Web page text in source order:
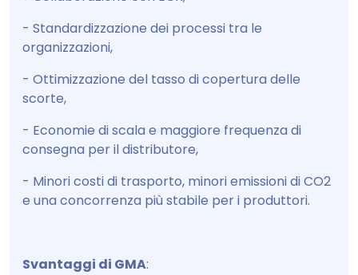
- Standardizzazione dei processi tra le
organizzazioni,
- Ottimizzazione del tasso di copertura delle
scorte,
- Economie di scala e maggiore frequenza di
consegna per il distributore,
- Minori costi di trasporto, minori emissioni di CO2
e una concorrenza più stabile per i produttori.
Svantaggi di GMA: